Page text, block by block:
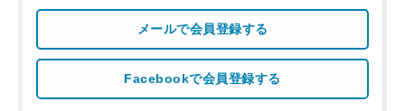
メールで会員登録する
Facebookで会員登録する